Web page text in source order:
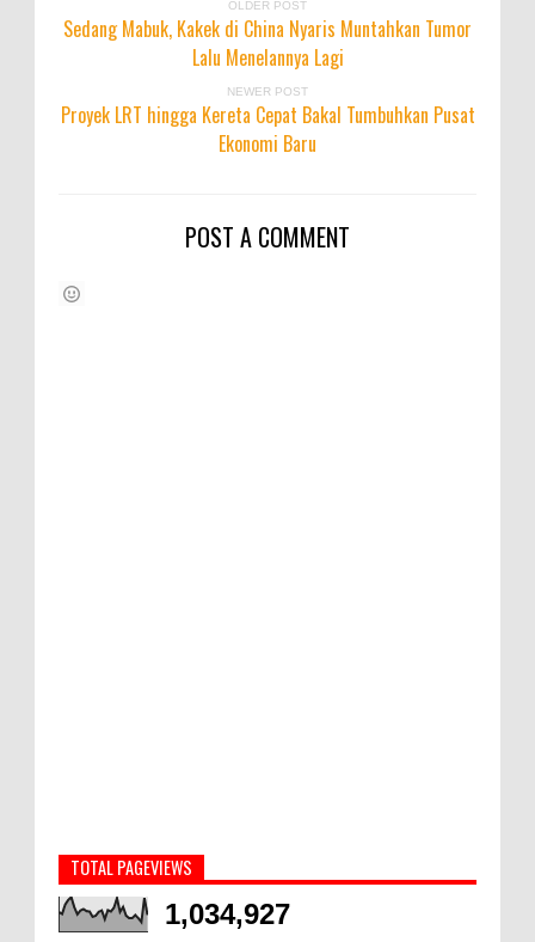
OLDER POST
Sedang Mabuk, Kakek di China Nyaris Muntahkan Tumor
Lalu Menelannya Lagi
NEWER POST
Proyek LRT hingga Kereta Cepat Bakal Tumbuhkan Pusat
Ekonomi Baru
POST A COMMENT
TOTAL PAGEVIEWS
1,034,927